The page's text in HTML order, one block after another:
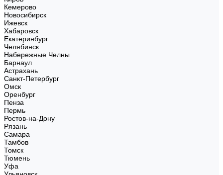
Кемерово
Новосибирск
Ижевск
Хабаровск
Екатеринбург
Челябинск
Набережные Челны
Барнаул
Астрахань
Санкт-Петербург
Омск
Оренбург
Пенза
Пермь
Ростов-на-Дону
Рязань
Самара
Тамбов
Томск
Тюмень
Уфа